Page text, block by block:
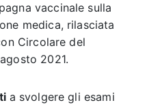
vaccinale sulla
medica, rilasciata
Circolare del
2021.
a svolgere gli esami